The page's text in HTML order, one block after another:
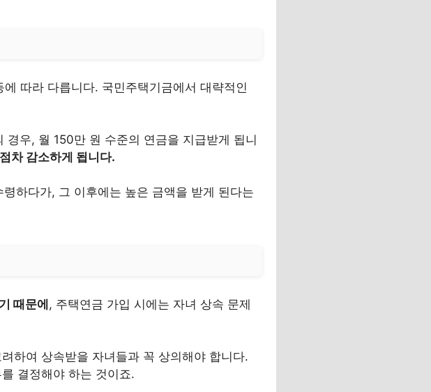
에 따라 다릅니다. 국민주택기금에서 대략적인
우, 월 150만 원 수준의 연금을 지급받게 됩니
차 감소하게 됩니다.
하다가, 그 이후에는 높은 금액을 받게 된다는
때문에, 주택연금 가입 시에는 자녀 상속 문제
하여 상속받을 자녀들과 꼭 상의해야 합니다.
결정해야 하는 것이죠.